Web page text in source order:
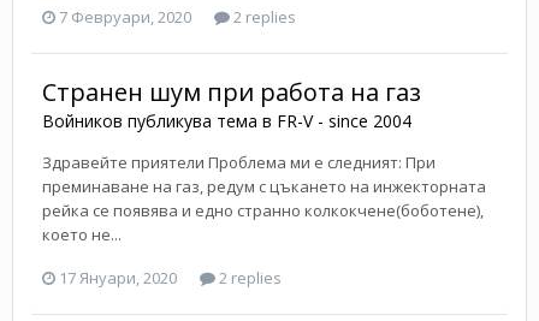
7 Февруари, 2020
2 replies
Странен шум при работа на газ
Войников публикува тема в FR-V - since 2004
Здравейте приятели Проблема ми е следният: При
преминаване на газ, редум с цъкането на инжекторната
рейка се появява и едно странно колкокчене(боботене),
което не...
17 Януари, 2020
2 replies